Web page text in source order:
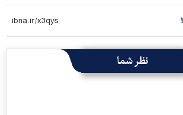
نظر شما